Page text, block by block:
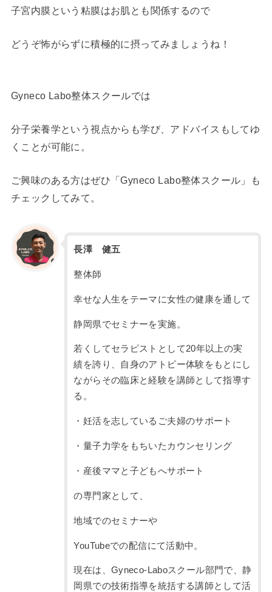
子宮内膜という粘膜はお肌とも関係するので
どうぞ怖がらずに積極的に摂ってみましょうね！
Gyneco Labo整体スクールでは
分子栄養学という視点からも学び、アドバイスもしてゆ
くことが可能に。
ご興味のある方はぜひ「Gyneco Labo整体スクール」も
チェックしてみて。
長澤 健五
整体師
幸せな人生をテーマに女性の健康を通して
静岡県でセミナーを実施。
若くしてセラピストとして20年以上の実
績を誇り、自身のアトピー体験をもとにし
ながらその臨床と経験を講師として指導す
る。
・妊活を志しているご夫婦のサポート
・量子力学をもちいたカウンセリング
・産後ママと子どもへサポート
の専門家として、
地域でのセミナーや
YouTubeでの配信にて活動中。
現在は、Gyneco-Laboスクール部門で、静
岡県での技術指導を統括する講師として活